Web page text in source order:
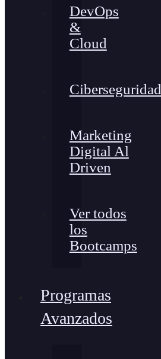
DevOps
&
Cloud
Ciberseguridad
Marketing
Digital Al
Driven
Ver todos
los
Bootcamps
Programas
Avanzados